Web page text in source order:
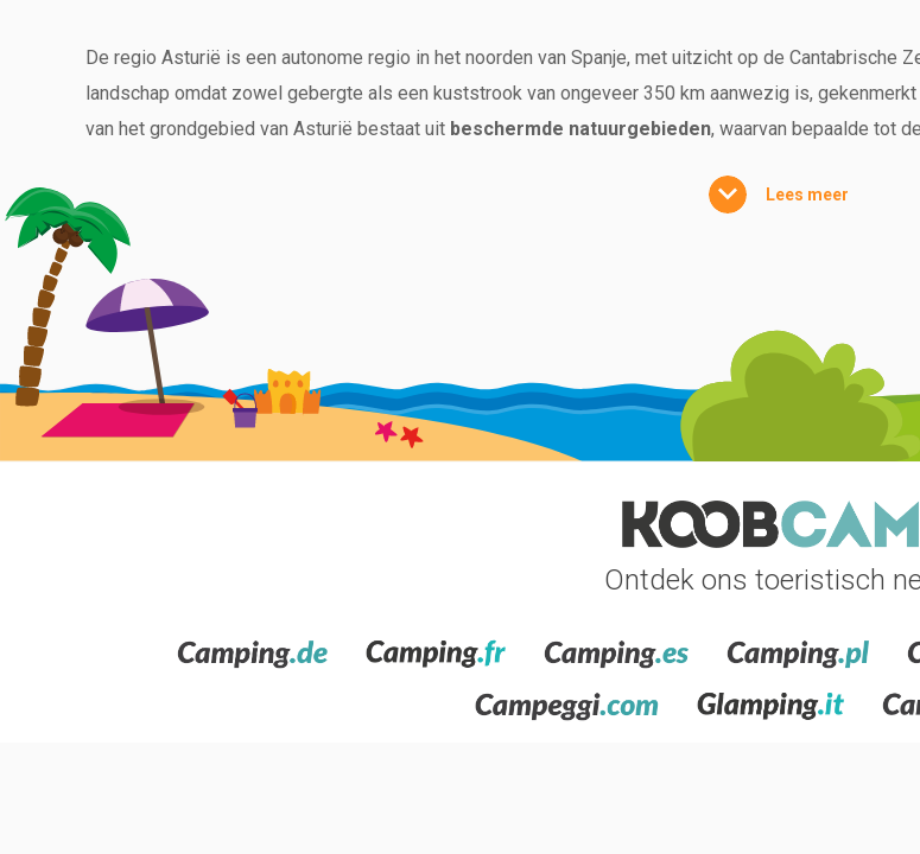
De regio Asturië is een autonome regio in het noorden van Spanje, met uitzicht op de
landschap omdat zowel gebergte als een kuststrook van ongeveer 350 km aanwezig is,
van het grondgebied van Asturië bestaat uit beschermde natuurgebieden, waarvan bepaalde tot
Natuur en kunststeden
Asturië samen met Galicia en Cantabrië vormen een natuurlijk paradijs, bekend als het groene
verwelkomen in een rel van kleuren. Tussen de vele plekjes en routes van Asturië, moet in het
Atlantische bossen, een rijke fauna en adembenemende panorama’s worden aangetroffen zoals
de Cabo Vidio Cudillero met zijn indrukwekkende zonsondergangen. Langs de vele paden kunnen
kunststeden betreft, verdient vooral de hoofdstad
Oviedo een bezoek, vol van middeleeuwse
Langreo, Cangas de Onís, Villaviciosa, Cangas del Narcea en Llanes.
Een verblijf aan de kust van Asturië in een camping of vakantiedorp betekent dat u bekoorlijke
temperaturen zult genieten, ook in de zomer en in de warmste maanden van het jaar. Plaatsen die
Lees meer
Ontdek ons toeristisch